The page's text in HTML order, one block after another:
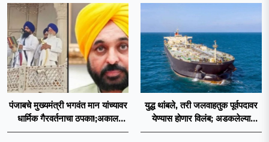
पंजाबचे मुख्यमंत्री भगवंत मान यांच्यावर
धार्मिक गैरवर्तनाचा ठपका!;अकाल
तख्ताच्या निर्णयाने मोठी खळबळ
युद्ध थांबले, तरी जलवाहतुक पूर्वपदावर
येण्यास होणार विलंब; अडकलेल्या
जहाजांना कराराच्या शाश्वततेची चिंता.